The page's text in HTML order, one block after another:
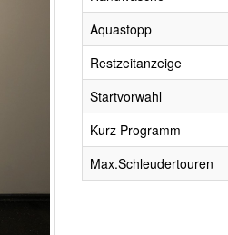
Aquastopp
Restzeitanzeige
Startvorwahl
Kurz Programm
Max.Schleudertouren